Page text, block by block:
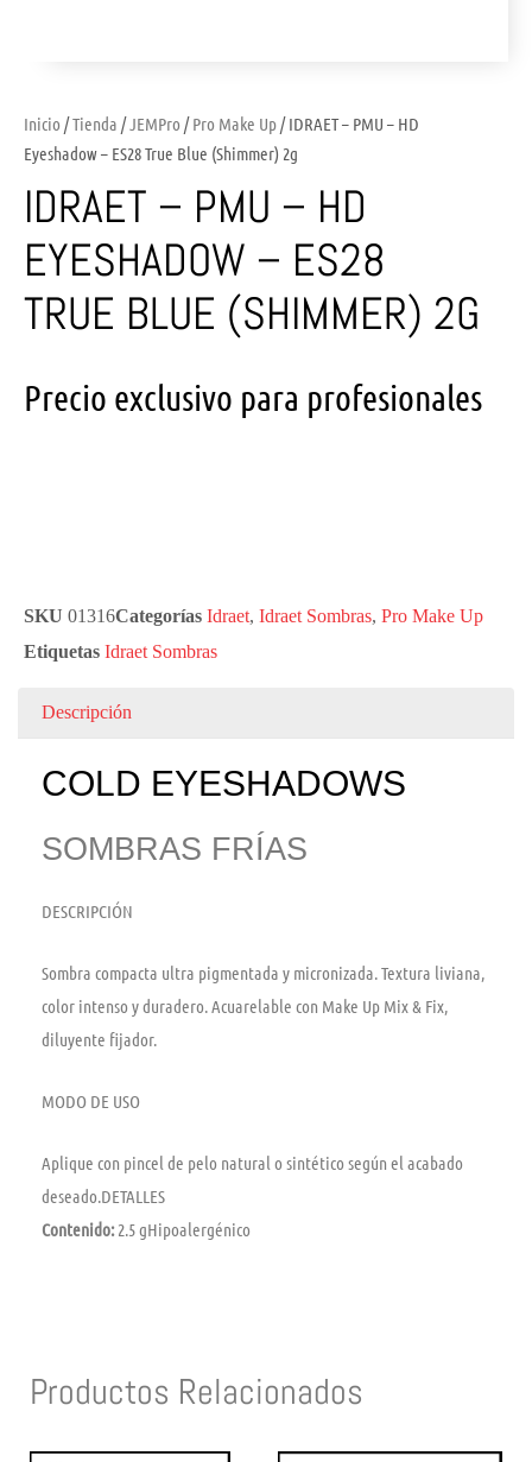
Inicio /Tienda /JEMPro /Pro Make Up/ IDRAET – PMU – HD
Eyeshadow – ES28 True Blue (Shimmer) 2g
IDRAET – PMU – HD
EYESHADOW – ES28
TRUE BLUE (SHIMMER) 2G
Precio exclusivo para profesionales
SKU 01316Categorías Idraet, Idraet Sombras, Pro Make Up
Etiquetas Idraet Sombras
Descripción
COLD EYESHADOWS
SOMBRAS FRÍAS
DESCRIPCIÓN
Sombra compacta ultra pigmentada y micronizada. Textura liviana,
color intenso y duradero. Acuarelable con Make Up Mix & Fix,
diluyente fijador.
MODO DE USO
Aplique con pincel de pelo natural o sintético según el acabado
deseado.DETALLES
Contenido:2.5 gHipoalergénico
Productos Relacionados